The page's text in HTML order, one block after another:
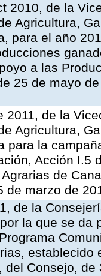
2010, de la
Agricultura,
para el año
a las
25 de mayo
2011, de la
Agricultura,
para la
Acción I.5
de
de marzo de
de la
la que se da
del Consejo,